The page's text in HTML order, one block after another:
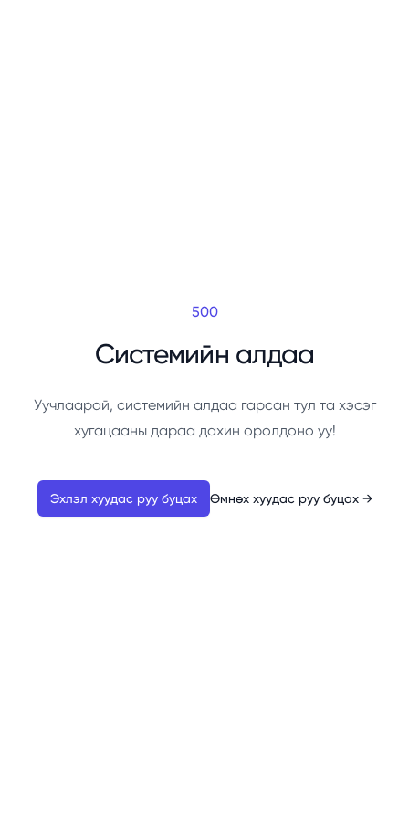
500
Системийн алдаа
Уучлаарай, системийн алдаа гарсан тул та хэсэг
хугацааны дараа дахин оролдоно уу!
Эхлэл хуудас руу буцах Өмнөх хуудас руу буцах →